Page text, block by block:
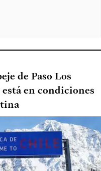
de Paso Los
en condiciones